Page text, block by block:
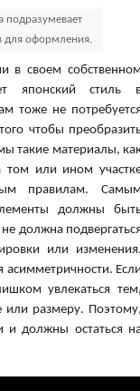
подразумевает
для оформления.
в своем
японский стиль
тоже не
чтобы
такие материалы,
том или ином
правилам.
должны
должна
или
асимметричности.
увлекаться
или размеру.
должны остаться